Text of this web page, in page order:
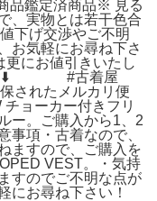
品鑑定済商品※ 見る
、実物とは若干色合
下げ交渉やご不明
お気軽にお尋ね下さ
にお値引きいたし
ます⬇️ #古着屋
されたメルカリ便
ョーカー付きフリ
ー。ご購入から1、2
事項・古着なので、
ますので、ご購入を
VEST。・気持
すのでご不明な点が
にお尋ね下さい！